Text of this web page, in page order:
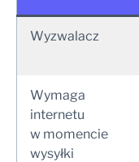
Wyzwalacz
Wymaga
internetu
w momencie
wysyłki